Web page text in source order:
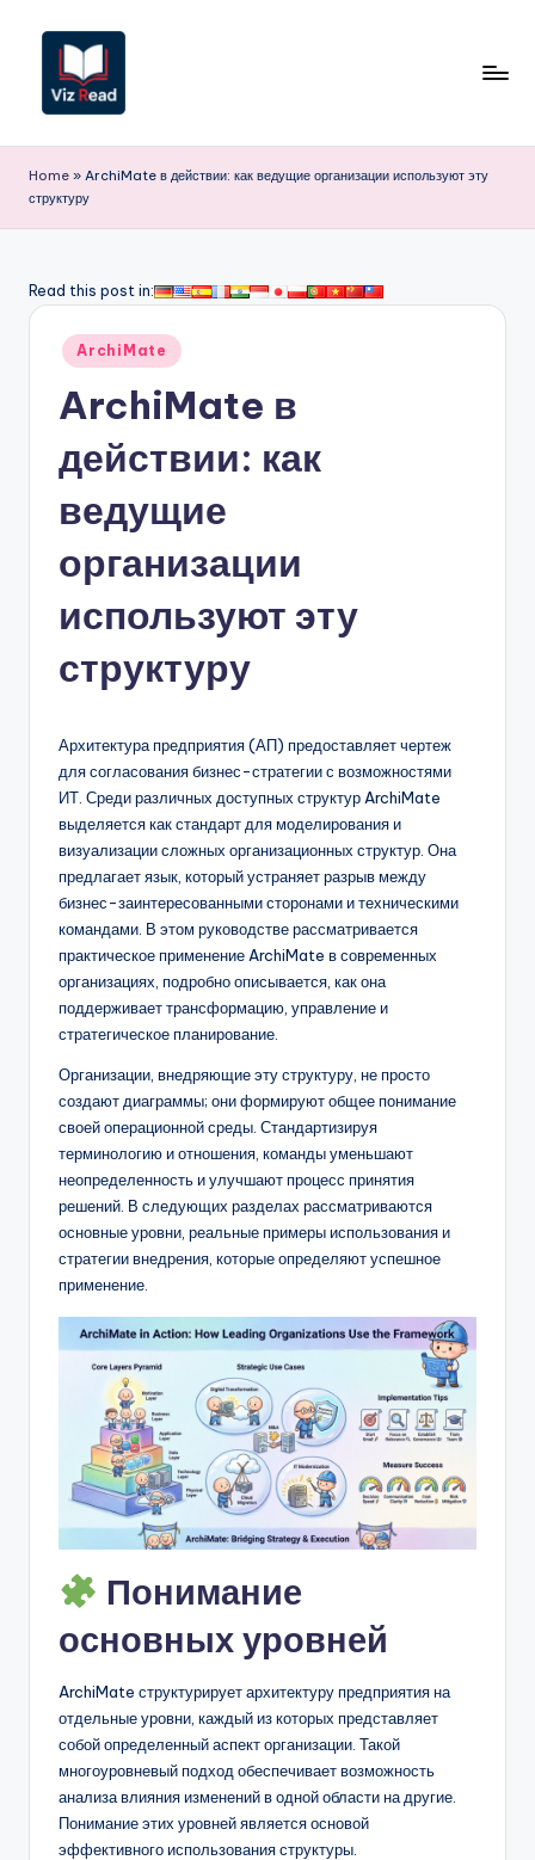
Перейти
содержимому
iz
R
a
si
w
&
D
it
Home » ArchiMate в действии: как ведущие организации используют эту
структуру
Read this post in:
Опубликовано
ArchiMate
ArchiMate в
действии: как
ведущие
организации
используют эту
структуру
Архитектура предприятия (АП) предоставляет чертеж
для согласования бизнес-стратегии с возможностями
ИТ. Среди различных доступных структур ArchiMate
выделяется как стандарт для моделирования и
визуализации сложных организационных структур. Она
предлагает язык, который устраняет разрыв между
бизнес-заинтересованными сторонами и техническими
командами. В этом руководстве рассматривается
практическое применение ArchiMate в современных
организациях, подробно описывается, как она
поддерживает трансформацию, управление и
стратегическое планирование.
Организации, внедряющие эту структуру, не просто
создают диаграммы; они формируют общее понимание
своей операционной среды. Стандартизируя
терминологию и отношения, команды уменьшают
неопределенность и улучшают процесс принятия
решений. В следующих разделах рассматриваются
основные уровни, реальные примеры использования и
стратегии внедрения, которые определяют успешное
применение.
Понимание
основных уровней
ArchiMate структурирует архитектуру предприятия на
отдельные уровни, каждый из которых представляет
собой определенный аспект организации. Такой
многоуровневый подход обеспечивает возможность
анализа влияния изменений в одной области на другие.
Понимание этих уровней является основой
эффективного использования структуры.